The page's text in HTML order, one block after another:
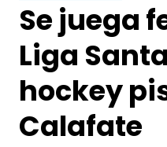
Se juega
Liga
hockey
Calafate